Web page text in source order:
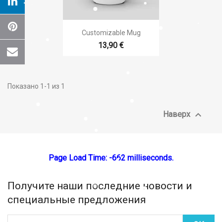
Быстрый просмотр
Customizable Mug
13,90 €
Показано 1-1 из 1
Наверх 
Page Load Time: -662 milliseconds.
Получите наши последние новости и
специальные предложения
Create wishlist
Wishlist name